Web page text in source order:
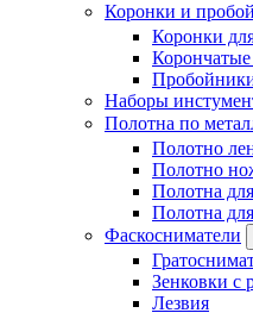
Коронки и
Коронки
Корончатые
Наборы
Полотна по
Полотно
Полотно
Полотна
Полотна
Фаскосниматели
Зенковки с
Лезвия